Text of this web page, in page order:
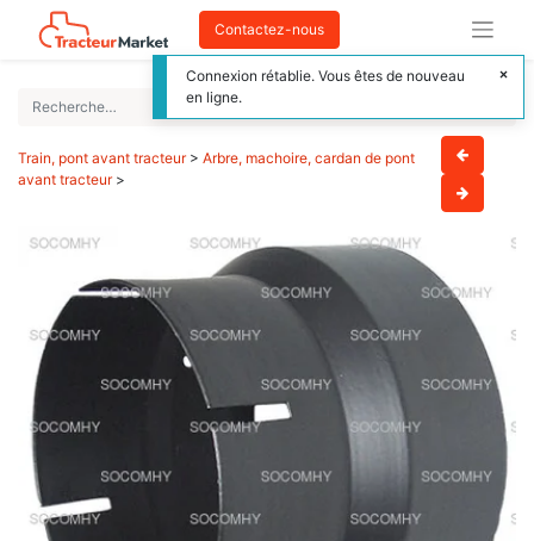
Contactez-nous
Train, pont avant tracteur> Arbre, machoire, cardan de pont
avant tracteur>
Connexion rétablie. Vous êtes de nouveau
en ligne.